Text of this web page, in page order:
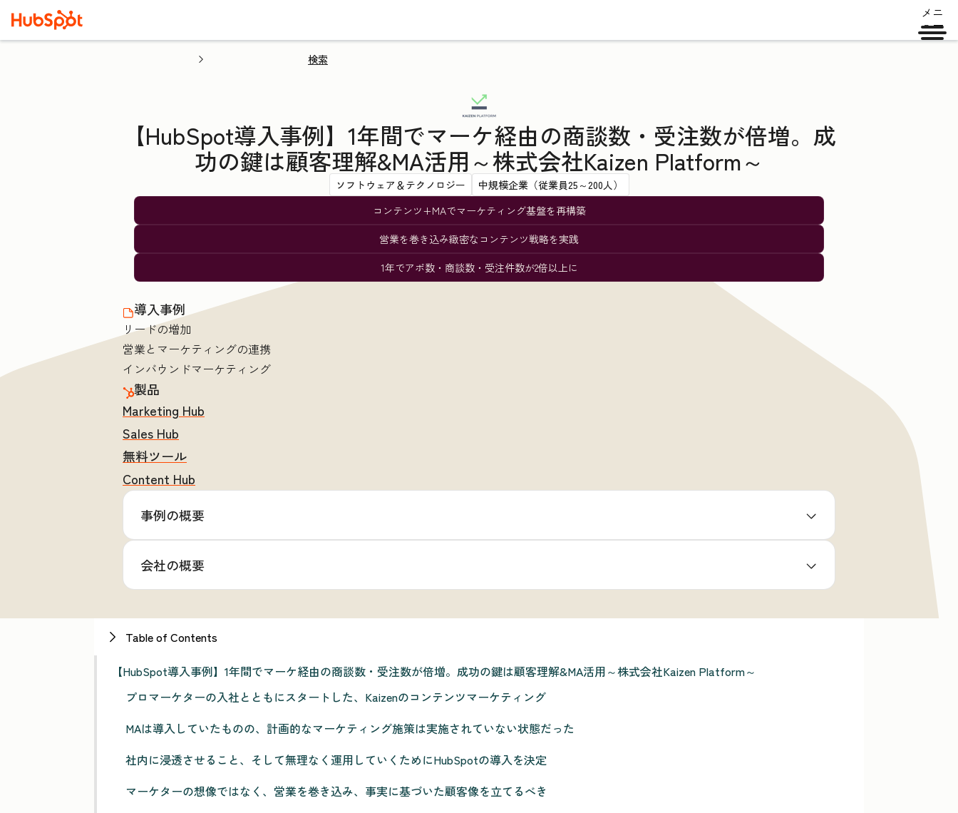
メニ
ュー
検索
【HubSpot導入事例】1年間でマーケ経由の商談数・受注数が倍増。成
功の鍵は顧客理解&MA活用～株式会社Kaizen Platform～
ソフトウェア＆テクノロジー
中規模企業（従業員25～200人）
コンテンツ+MAでマーケティング基盤を再構築
営業を巻き込み緻密なコンテンツ戦略を実践
1年でアポ数・商談数・受注件数が2倍以上に
導入事例
リードの増加
営業とマーケティングの連携
インバウンドマーケティング
製品
Marketing Hub
Sales Hub
無料ツール
Content Hub
事例の概要
会社の概要
Table of Contents
【HubSpot導入事例】1年間でマーケ経由の商談数・受注数が倍増。成功の鍵は顧客理解&MA活用～株式会社Kaizen Platform～
プロマーケターの入社とともにスタートした、Kaizenのコンテンツマーケティング
MAは導入していたものの、計画的なマーケティング施策は実施されていない状態だった
社内に浸透させること、そして無理なく運用していくためにHubSpotの導入を決定
マーケターの想像ではなく、営業を巻き込み、事実に基づいた顧客像を立てるべき